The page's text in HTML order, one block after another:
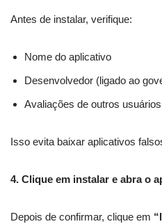
Antes de instalar, verifique:
Nome do aplicativo
Desenvolvedor (ligado ao
Avaliações de outros usuários
Isso evita baixar aplicativos
4. Clique em instalar e abra o
Depois de confirmar, clique em